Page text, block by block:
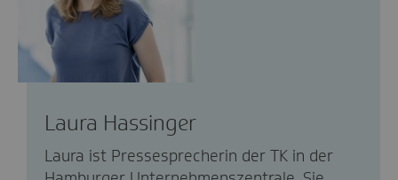
Laura Hassinger
Laura ist Pressesprecherin der TK in der